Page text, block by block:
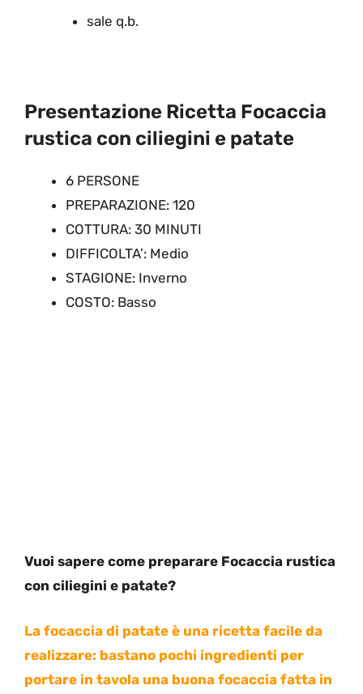
sale q.b.
Presentazione Ricetta Focaccia
rustica con ciliegini e patate
6 PERSONE
PREPARAZIONE: 120
COTTURA: 30 MINUTI
DIFFICOLTA’: Medio
STAGIONE: Inverno
COSTO: Basso
Vuoi sapere come preparare Focaccia rustica
con ciliegini e patate?
La focaccia di patate è una ricetta facile da
realizzare: bastano pochi ingredienti per
portare in tavola una buona focaccia fatta in